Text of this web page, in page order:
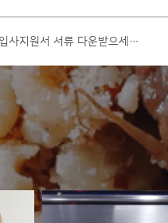
구내식당 예약주문식 결제시스…
지를 안내합니다.
입사지원서 서류 다운받으세…